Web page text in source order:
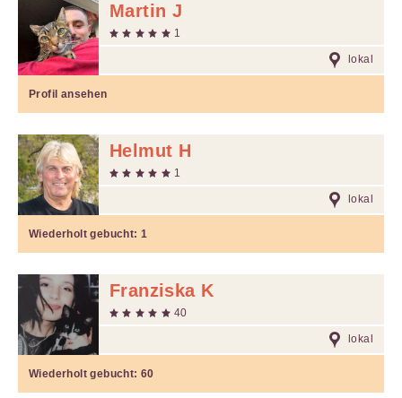
Martin J
1
lokal
Profil ansehen
Helmut H
1
lokal
Wiederholt gebucht:1
Franziska K
40
lokal
Wiederholt gebucht:60